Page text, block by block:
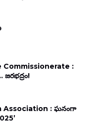
Commissionerate :
జరభద్రం!
Association : ఘనంగా